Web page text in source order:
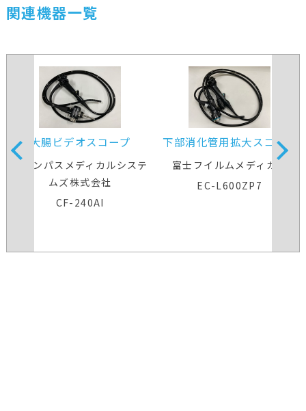
関連機器一覧
大腸ビデオスコープ
オリンパスメディカルシステ
ムズ株式会社
CF-240AI
下部消化管用拡大スコープ
富士フイルムメディカル
EC-L600ZP7